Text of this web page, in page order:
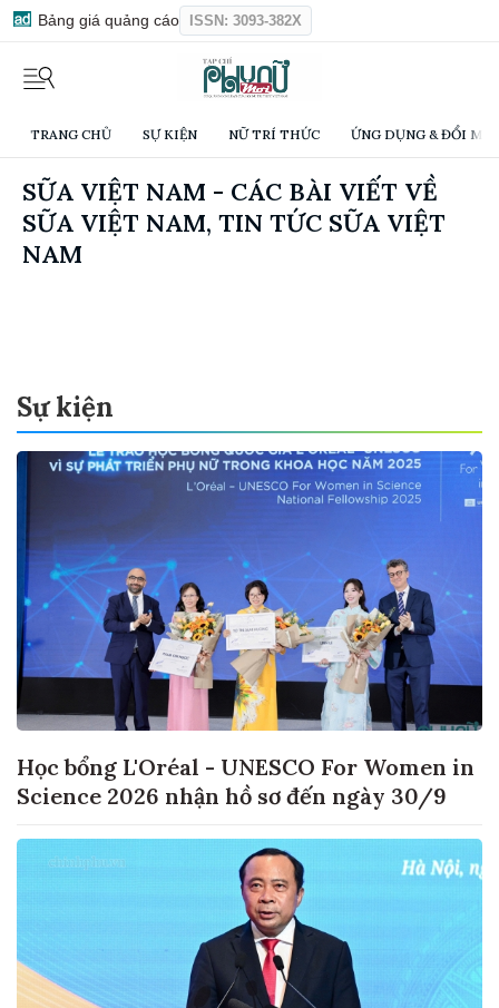
Bảng giá quảng cáo ISSN: 3093-382X
TRANG CHỦ SỰ KIỆN NỮ TRÍ THỨC ỨNG DỤNG & ĐỔI
SỮA VIỆT NAM - CÁC BÀI VIẾT VỀ
SỮA VIỆT NAM, TIN TỨC SỮA VIỆT
NAM
Sự kiện
Học bổng L'Oréal - UNESCO For Women in
Science 2026 nhận hồ sơ đến ngày 30/9